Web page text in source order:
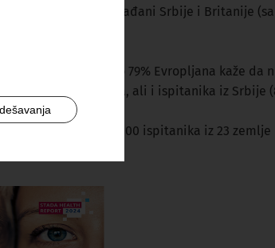
radosti osećaju građani Srbije i Britanije
ključnu ulogu. Tako 79% Evropljana kaže da
i Danaca, Čeha, ali i ispitanika iz Srbije
sa preko 46.000 ispitanika iz 23 zemlje